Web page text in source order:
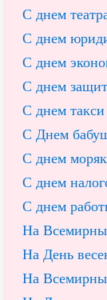
С днем
С днем
С днем
С днем
С днем такси
С Днем
С днем
С днем
С днем
На
На День
На